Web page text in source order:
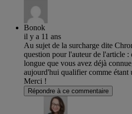
Bonok
il y a 11 ans
Au sujet de la surcharge dite
question pour l'auteur de l'article :
longue que vous avez déjà
aujourd'hui qualifier comme étant
Merci !
Répondre à ce commentaire